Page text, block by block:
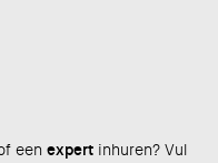
een expert inhuren? Vul